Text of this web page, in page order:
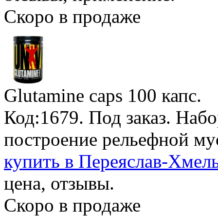
Скоро в продаже
Glutamine caps 100 капс.
Код:1679. Под заказ.
построение рельефной
купить в Переяслав-
цена, отзывы.
Скоро в продаже